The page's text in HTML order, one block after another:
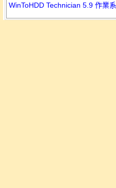
WinToHDD Technician 5.9 作業